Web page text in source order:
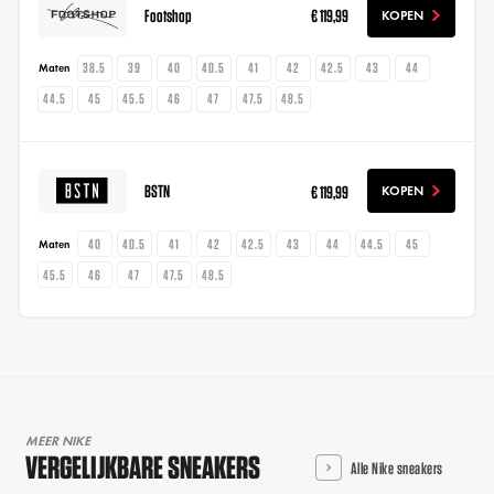
Footshop € 119,99 KOPEN
Maten 38.5 39 40 40.5 41 42 42.5 43
44
44.5
45 45.5 46 47 47.5 48.5
BSTN € 119,99 KOPEN
Maten 40 40.5 41 42 42.5 43 44 44.5
45
45.5
46 47 47.5 48.5
MEER NIKE
VERGELIJKBARE SNEAKERS Alle Nike sneakers